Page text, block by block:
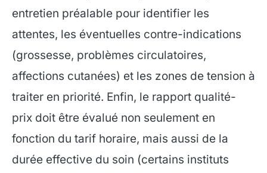
entretien préalable pour identifier les
attentes, les éventuelles contre-indications
(grossesse, problèmes circulatoires,
affections cutanées) et les zones de tension à
traiter en priorité. Enfin, le rapport qualité-
prix doit être évalué non seulement en
fonction du tarif horaire, mais aussi de la
durée effective du soin (certains instituts